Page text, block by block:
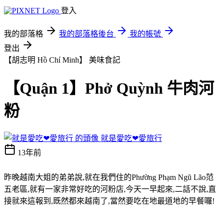
登入
我的部落格 我的部落格後台
我的帳號
登出
【胡志明 Hồ Chí Minh】 美味食記
【Quận 1】Phở Quỳnh 牛肉河
粉
就是愛吃❤愛旅行
13年前
昨晚越南大姐的弟弟說,就在我們住的Phường Phạm Ngũ Lão范
五老區,就有一家非常好吃的河粉店,今天一早起來,二話不說,直
接就來這報到,既然都來越南了,當然要吃在地最道地的早餐囉!